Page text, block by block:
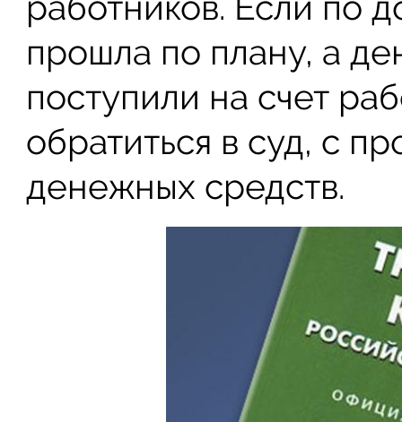
прошла по плану, а
поступили на счет
обратиться в суд, с
денежных средств.